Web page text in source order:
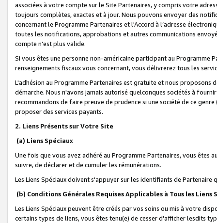
associées à votre compte sur le Site Partenaires, y compris votre
toujours complètes, exactes et à jour. Nous pouvons envoyer des
concernant le Programme Partenaires et l'Accord à l’adresse
toutes les notifications, approbations et autres communications
compte n’est plus valide.
Si vous êtes une personne non-américaine participant au
renseignements fiscaux vous concernant, vous délivrerez tous les
L'adhésion au Programme Partenaires est gratuite et nous proposons
démarche. Nous n'avons jamais autorisé quelconques sociétés à
recommandons de faire preuve de prudence si une société de ce
proposer des services payants.
2. Liens Présents sur Votre Site
(a) Liens Spéciaux
Une fois que vous avez adhéré au Programme Partenaires, vous êtes
suivre, de déclarer et de cumuler les rémunérations.
Les Liens Spéciaux doivent s'appuyer sur les identifiants de Partenaire
(b) Conditions Générales Requises Applicables à Tous les Liens
Les Liens Spéciaux peuvent être créés par vos soins ou mis à votre
certains types de liens, vous êtes tenu(e) de cesser d'afficher lesdits